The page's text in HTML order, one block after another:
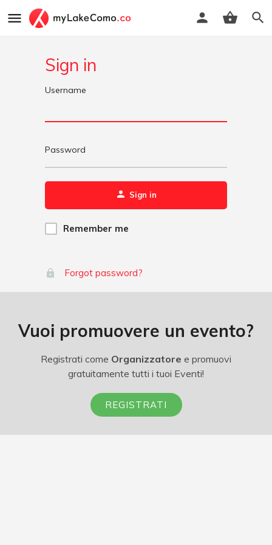
Sign in
Username
Password
Sign in
Remember me
Forgot password?
Vuoi promuovere un evento?
Registrati come Organizzatore e promuovi
gratuitamente tutti i tuoi Eventi!
REGISTRATI